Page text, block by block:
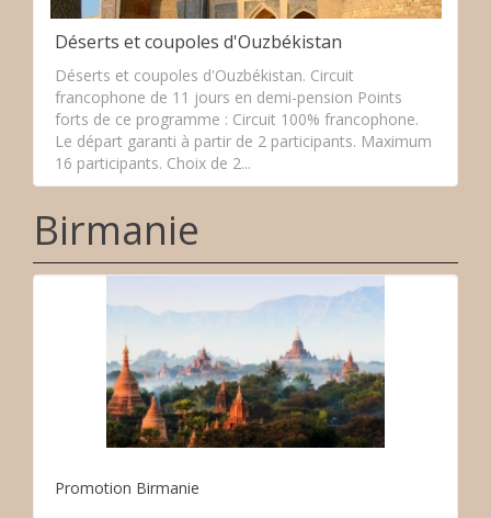
Déserts et coupoles d'Ouzbékistan
Déserts et coupoles d'Ouzbékistan. Circuit
francophone de 11 jours en demi-pension Points
forts de ce programme : Circuit 100% francophone.
Le départ garanti à partir de 2 participants. Maximum
16 participants. Choix de 2...
Birmanie
Promotion Birmanie